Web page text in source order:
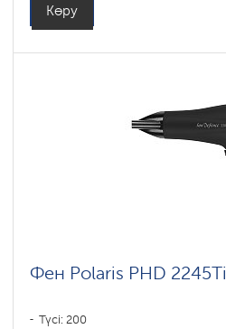
Көру
Фен Polaris PHD 2245Ti
Түсі: 200